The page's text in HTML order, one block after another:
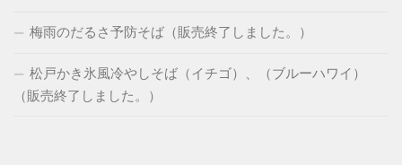
梅雨のだるさ予防そば（販売終了しました。）
松戸かき氷風冷やしそば（イチゴ）、（ブルーハワイ）
（販売終了しました。）